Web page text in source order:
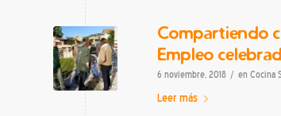
Compartiendo
Empleo
6 noviembre, 2018 / en Cocina
Leer más